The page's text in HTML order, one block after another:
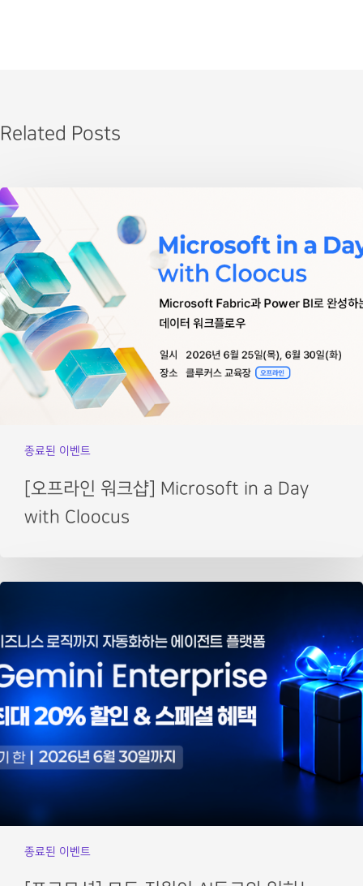
Related Posts
종료된 이벤트
[오프라인 워크샵] Microsoft in a Day
with Cloocus
종료된 이벤트